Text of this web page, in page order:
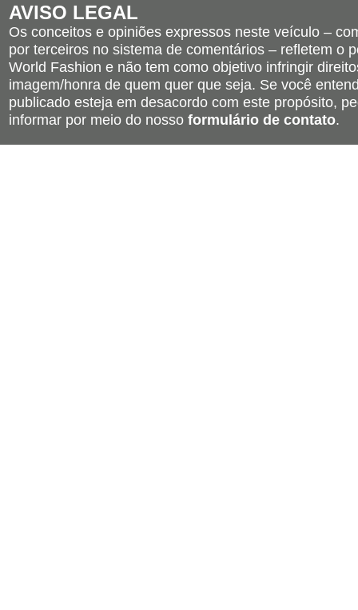
AVISO LEGAL
Os conceitos e opiniões expressos neste veículo –
por terceiros no sistema de comentários – refletem o
World Fashion e não tem como objetivo infringir
imagem/honra de quem quer que seja. Se você
publicado esteja em desacordo com este propósito,
informar por meio do nosso formulário de contato.